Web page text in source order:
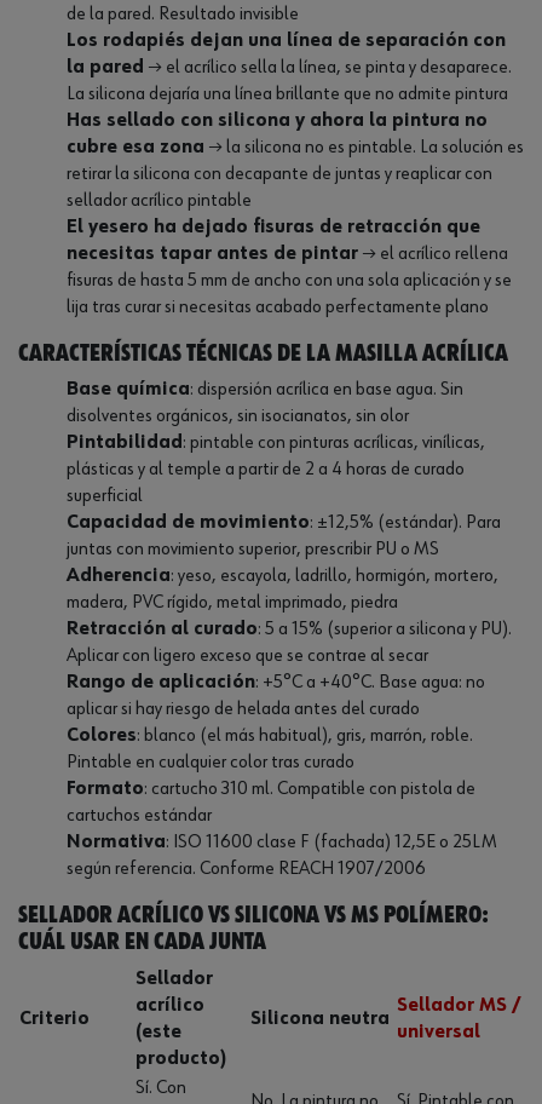
de la pared. Resultado invisible
Los rodapiés dejan una línea de separación con
la pared → el acrílico sella la línea, se pinta y desaparece.
La silicona dejaría una línea brillante que no admite pintura
Has sellado con silicona y ahora la pintura no
cubre esa zona → la silicona no es pintable. La solución es
retirar la silicona con decapante de juntas y reaplicar con
sellador acrílico pintable
El yesero ha dejado fisuras de retracción que
necesitas tapar antes de pintar → el acrílico rellena
fisuras de hasta 5 mm de ancho con una sola aplicación y se
lija tras curar si necesitas acabado perfectamente plano
Características técnicas de la masilla acrílica
Base química: dispersión acrílica en base agua. Sin
disolventes orgánicos, sin isocianatos, sin olor
Pintabilidad : pintable con pinturas acrílicas, vinílicas,
plásticas y al temple a partir de 2 a 4 horas de curado
superficial
Capacidad de movimiento: ±12,5% (estándar). Para
juntas con movimiento superior, prescribir PU o MS
Adherencia: yeso, escayola, ladrillo, hormigón, mortero,
madera, PVC rígido, metal imprimado, piedra
Retracción al curado: 5 a 15% (superior a silicona y PU).
Aplicar con ligero exceso que se contrae al secar
Rango de aplicación: +5°C a +40°C. Base agua: no
aplicar si hay riesgo de helada antes del curado
Colores: blanco (el más habitual), gris, marrón, roble.
Pintable en cualquier color tras curado
Formato: cartucho 310 ml. Compatible con pistola de
cartuchos estándar
Normativa: ISO 11600 clase F (fachada) 12,5E o 25LM
según referencia. Conforme REACH 1907/2006
Sellador acrílico vs silicona vs MS polímero:
cuál usar en cada junta
Criterio
Sellador
acrílico
(este
producto)
Silicona neutra
Sellador MS /
universal
Sí. Con